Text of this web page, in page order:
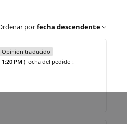
porfecha descendente
Opinion traducido
PM (Fecha del pedido :